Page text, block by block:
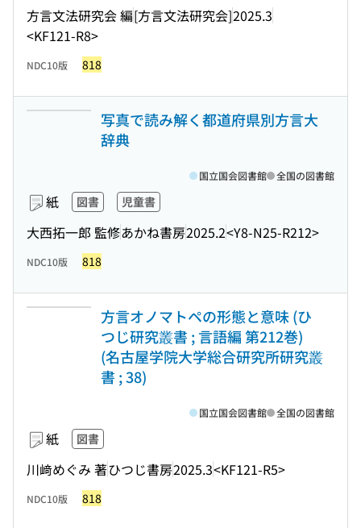
方言文法研究会 編[方言文法研究会]2025.3
<KF121-R8>
NDC10版 818
写真で読み解く都道府県別方言大
辞典
紙 図書 児童書
大西拓一郎 監修あかね書房2025.2<Y8-N25-R212>
国立国会図書館 全国の図書館
NDC10版 818
方言オノマトペの形態と意味 (ひ
つじ研究叢書 ; 言語編 第212巻)
(名古屋学院大学総合研究所研究叢
書 ; 38)
紙 図書
川﨑めぐみ 著ひつじ書房2025.3<KF121-R5>
国立国会図書館 全国の図書館
NDC10版 818